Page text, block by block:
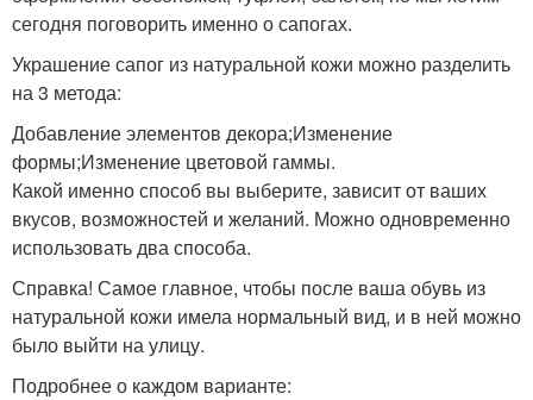
сегодня поговорить именно о сапогах.
Украшение сапог из натуральной кожи можно разделить
на 3 метода:
Добавление элементов декора;Изменение
формы;Изменение цветовой гаммы.
Какой именно способ вы выберите, зависит от ваших
вкусов, возможностей и желаний. Можно одновременно
использовать два способа.
Справка! Самое главное, чтобы после ваша обувь из
натуральной кожи имела нормальный вид, и в ней можно
было выйти на улицу.
Подробнее о каждом варианте: